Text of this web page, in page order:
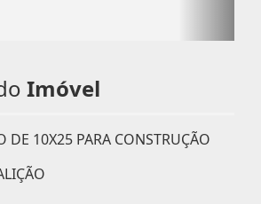
Imóvel
DE 10X25 PARA CONSTRUÇÃO